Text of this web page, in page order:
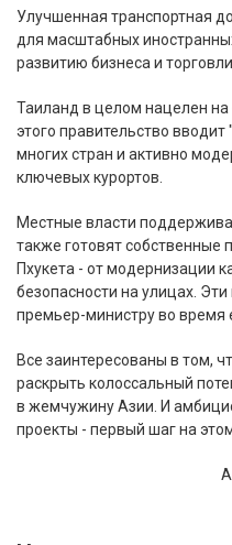
Улучшенная транспортная
для масштабных
развитию бизнеса и торговли.
Таиланд в целом нацелен
этого правительство
многих стран и активно
ключевых курортов.
Местные власти
также готовят
Пхукета - от модернизации
безопасности на улицах.
премьер-министру во время
Все заинтересованы в том,
раскрыть колоссальный
в жемчужину Азии. И
проекты - первый шаг на этом